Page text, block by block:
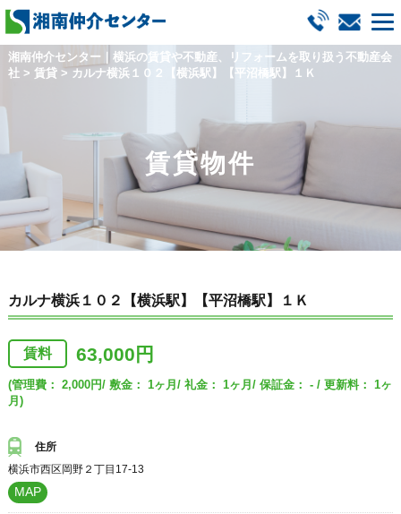
湘南仲介センター｜横浜の賃貸や不動産、リフォームを取り扱う不動産会
社 > 賃貸> カルナ横浜１０２【横浜駅】【平沼橋駅】１Ｋ
賃貸物件
カルナ横浜１０２【横浜駅】【平沼橋駅】１Ｋ
賃料 63,000円
(管理費： 2,000円/ 敷金： 1ヶ月/ 礼金： 1ヶ月/ 保証金： - / 更新料： 1ヶ
月)
住所
横浜市西区岡野２丁目17-13
MAP